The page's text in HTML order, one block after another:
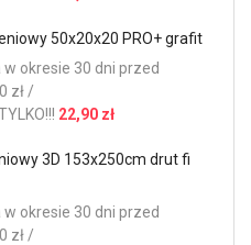
50x20x20 PRO+ grafit
okresie 30 dni przed
zł /
22,90 zł
3D 153x250cm drut fi
okresie 30 dni przed
zł /